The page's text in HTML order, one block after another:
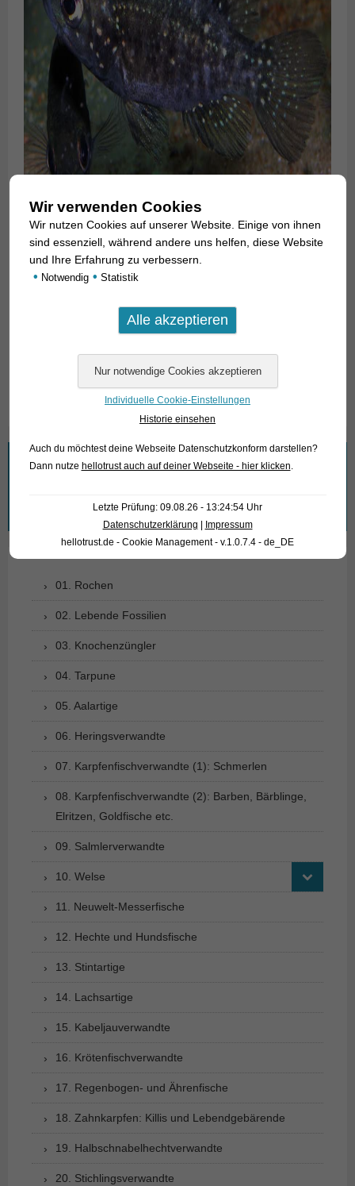
Für
unsere Kunden: die Tiere haben Code 559051 auf unserer
Bitte beachten Sie, dass wir ausschließlich den Großhandel
Wonach suchen Sie?
01. Rochen
02. Lebende Fossilien
03. Knochenzüngler
04. Tarpune
05. Aalartige
06. Heringsverwandte
07. Karpfenfischverwandte (1): Schmerlen
08. Karpfenfischverwandte (2): Barben, Bärblinge,
Elritzen, Goldfische etc.
09. Salmlerverwandte
10. Welse
11. Neuwelt-Messerfische
12. Hechte und Hundsfische
13. Stintartige
14. Lachsartige
15. Kabeljauverwandte
16. Krötenfischverwandte
17. Regenbogen- und Ährenfische
18. Zahnkarpfen: Killis und Lebendgebärende
19. Halbschnabelhechtverwandte
20. Stichlingsverwandte
Wir verwenden Cookies
Wir nutzen Cookies auf unserer Website. Einige von ihnen
sind essenziell, während andere uns helfen, diese Website
und Ihre Erfahrung zu verbessern.
• Notwendig • Statistik
Individuelle Cookie-Einstellungen
Historie einsehen
Auch du möchtest deine Webseite Datenschutzkonform darstellen?
Dann nutze hellotrust auch auf deiner Webseite - hier klicken.
Letzte Prüfung: 09.08.26 - 13:24:54 Uhr
Datenschutzerklärung
Impressum
hellotrust.de - Cookie Management - v.1.0.7.4 - de_DE